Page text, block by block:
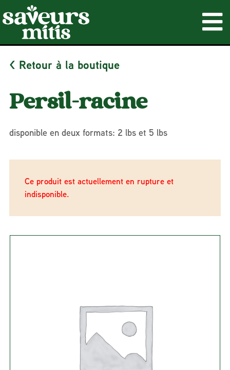
< Retour à la boutique
Persil-racine
disponible en deux formats: 2 lbs et 5 lbs
Ce produit est actuellement en rupture et
indisponible.